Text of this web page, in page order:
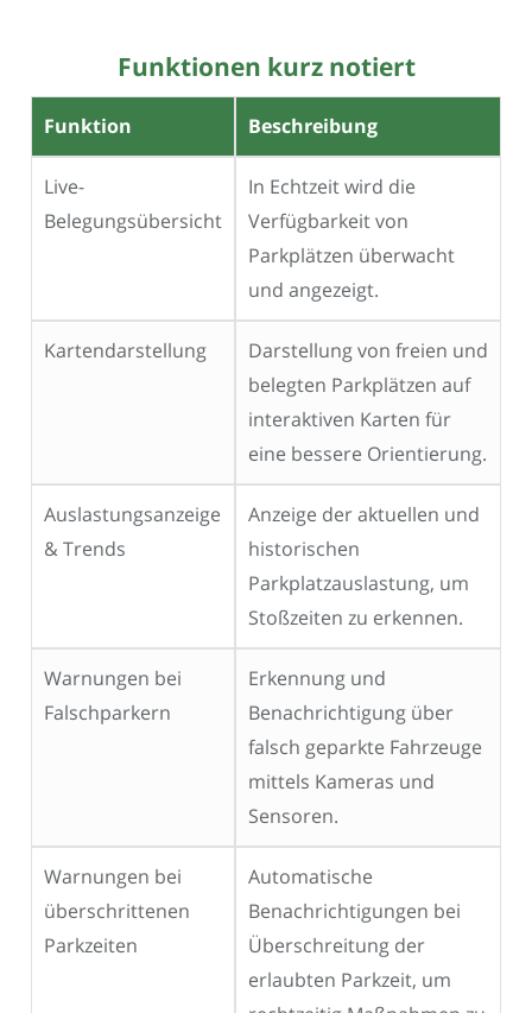
Funktionen kurz notiert
Funktion Beschreibung
Live-
Belegungsübersicht
In Echtzeit wird die
Verfügbarkeit von
Parkplätzen überwacht
und angezeigt.
Kartendarstellung
Darstellung von freien und
belegten Parkplätzen auf
interaktiven Karten für
eine bessere Orientierung.
Auslastungsanzeige
& Trends
Anzeige der aktuellen und
historischen
Parkplatzauslastung, um
Stoßzeiten zu erkennen.
Warnungen bei
Falschparkern
Erkennung und
Benachrichtigung über
falsch geparkte Fahrzeuge
mittels Kameras und
Sensoren.
Warnungen bei
überschrittenen
Parkzeiten
Automatische
Benachrichtigungen bei
Überschreitung der
erlaubten Parkzeit, um